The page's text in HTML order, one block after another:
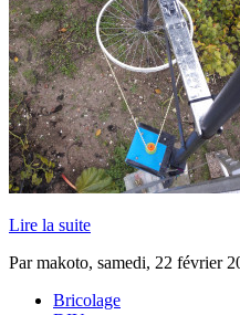
Lire la suite
Par makoto, samedi, 22 février
Bricolage